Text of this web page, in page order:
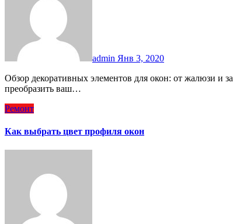
admin Янв 3, 2020
Обзор декоративных элементов для окон: от жалюзи и занавесок до оконных наклеек и рамок. Узнайте, как
преобразить ваш…
Ремонт
Как выбрать цвет профиля окон